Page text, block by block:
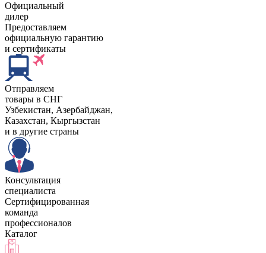
Официальный
дилер
Предоставляем
официальную гарантию
и сертификаты
Отправляем
товары в СНГ
Узбекистан, Aзербайджан,
Казахстан, Кыргызстан
и в другие страны
Консультация
специалиста
Сертифицированная
команда
профессионалов
Каталог